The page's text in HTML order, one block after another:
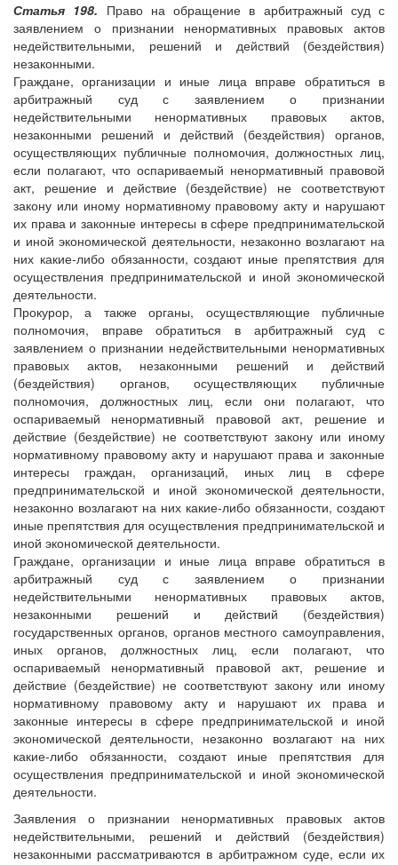
Статья 198. Право на обращение в арбитражный суд с
заявлением о признании ненормативных правовых актов
недействительными, решений и действий (бездействия)
незаконными.
Граждане, организации и иные лица вправе обратиться в
арбитражный суд с заявлением о признании
недействительными ненормативных правовых актов,
незаконными решений и действий (бездействия) органов,
осуществляющих публичные полномочия, должностных лиц,
если полагают, что оспариваемый ненормативный правовой
акт, решение и действие (бездействие) не соответствуют
закону или иному нормативному правовому акту и нарушают
их права и законные интересы в сфере предпринимательской
и иной экономической деятельности, незаконно возлагают на
них какие-либо обязанности, создают иные препятствия для
осуществления предпринимательской и иной экономической
деятельности.
Прокурор, а также органы, осуществляющие публичные
полномочия, вправе обратиться в арбитражный суд с
заявлением о признании недействительными ненормативных
правовых актов, незаконными решений и действий
(бездействия) органов, осуществляющих публичные
полномочия, должностных лиц, если они полагают, что
оспариваемый ненормативный правовой акт, решение и
действие (бездействие) не соответствуют закону или иному
нормативному правовому акту и нарушают права и законные
интересы граждан, организаций, иных лиц в сфере
предпринимательской и иной экономической деятельности,
незаконно возлагают на них какие-либо обязанности, создают
иные препятствия для осуществления предпринимательской и
иной экономической деятельности.
Граждане, организации и иные лица вправе обратиться в
арбитражный суд с заявлением о признании
недействительными ненормативных правовых актов,
незаконными решений и действий (бездействия)
государственных органов, органов местного самоуправления,
иных органов, должностных лиц, если полагают, что
оспариваемый ненормативный правовой акт, решение и
действие (бездействие) не соответствуют закону или иному
нормативному правовому акту и нарушают их права и
законные интересы в сфере предпринимательской и иной
экономической деятельности, незаконно возлагают на них
какие-либо обязанности, создают иные препятствия для
осуществления предпринимательской и иной экономической
деятельности.
Заявления о признании ненормативных правовых актов
недействительными, решений и действий (бездействия)
незаконными рассматриваются в арбитражном суде, если их